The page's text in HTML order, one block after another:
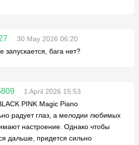
30 May 2026 06:20
запускается, бага нет?
1 April 2026 15:53
PINK Magic Piano
радует глаз, а мелодии любимых
настроение. Однако чтобы
дальше, придется сильно